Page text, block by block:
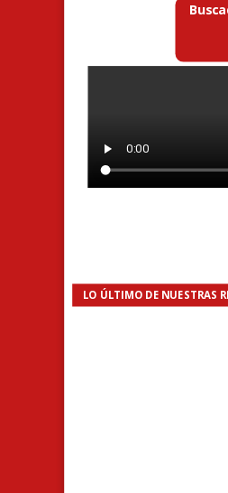
LO ÚLTIMO DE NUESTRAS